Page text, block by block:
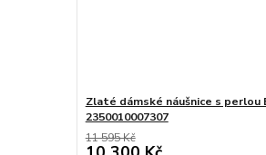
Zlaté dámské náušnice s perlou
2350010007307
11 595 Kč